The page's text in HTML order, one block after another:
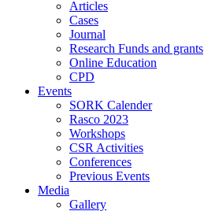
Articles
Cases
Journal
Research Funds and grants
Online Education
CPD
Events
SORK Calender
Rasco 2023
Workshops
CSR Activities
Conferences
Previous Events
Media
Gallery